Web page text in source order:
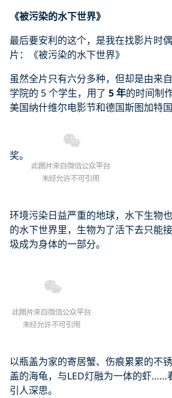
《被污染的水下世界》
最后要安利的这个，是我在找影片时
片：《被污染的水下世界》
虽然全片只有六分多种，但却是由来
学院的 5 个学生，用了 5 年的时间制
美国纳什维尔电影节和德国斯图加特
奖。
环境污染日益严重的地球，水下生物
的水下世界里，生物为了活下去只能
圾成为身体的一部分。
以瓶盖为家的寄居蟹、伤痕累累的不
盖的海龟，与LED灯融为一体的虾……
引人深思。